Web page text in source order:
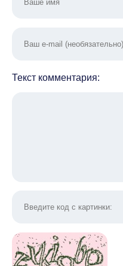
Текст комментария: